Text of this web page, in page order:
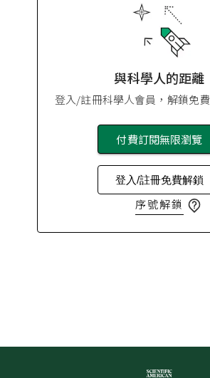
與科學人的距離
登入/註冊科學人會員，解鎖免
付費訂閱無限瀏覽
登入/註冊免費解鎖
序號解鎖